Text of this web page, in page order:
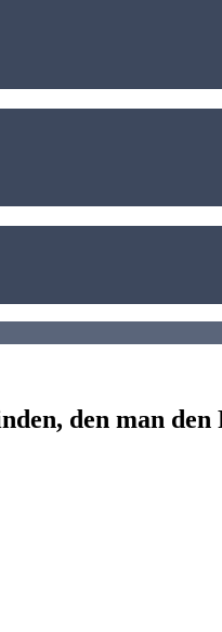
den man